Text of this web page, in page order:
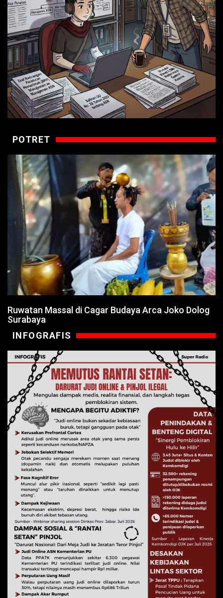
POTRET
Ruwatan Massal di Cagar Budaya Arca Joko Dolog
Surabaya
INFOGRAFIS